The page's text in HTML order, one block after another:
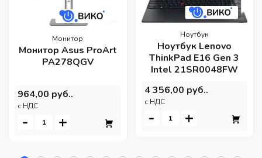
Монитор
Монитор Asus ProArt
PA278QGV
964,00 руб..
c НДС
- +
Ноутбук
Ноутбук Lenovo
ThinkPad E16 Gen 3
Intel 21SR0048FW
4 356,00 руб..
c НДС
- +